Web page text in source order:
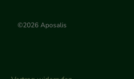
©2026 Aposalis